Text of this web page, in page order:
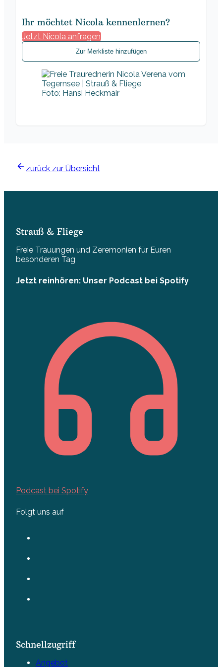
Ihr möchtet Nicola kennenlernen?
Jetzt Nicola anfragen
Zur Merkliste hinzufügen
Foto: Hansi Heckmair
zurück zur Übersicht
Strauß & Fliege
Freie Trauungen und Zeremonien für Euren
besonderen Tag
Jetzt reinhören: Unser Podcast bei Spotify
Podcast bei Spotify
Folgt uns auf
Schnellzugriff
Angebot